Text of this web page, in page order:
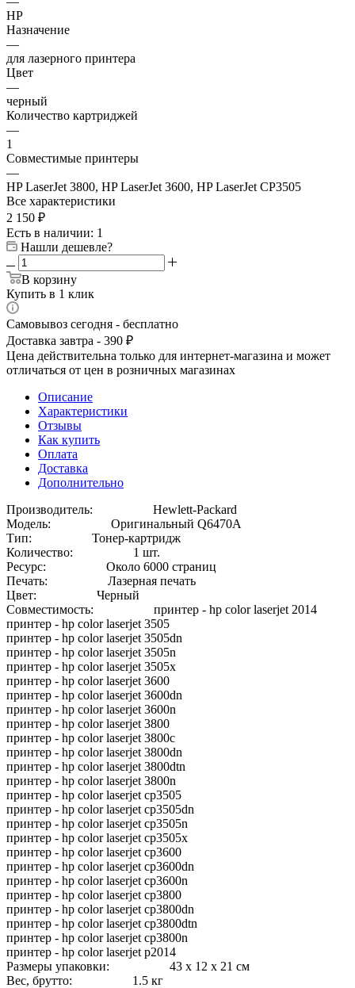
HP
Назначение
—
для лазерного принтера
Цвет
—
черный
Количество картриджей
—
1
Совместимые принтеры
—
HP LaserJet 3800, HP LaserJet 3600, HP LaserJet CP3505
Все характеристики
2 150 ₽
Есть в наличии: 1
Нашли дешевле?
В корзину
Купить в 1 клик
Самовывоз сегодня - бесплатно
Доставка завтра - 390 ₽
Цена действительна только для интернет-магазина и может
отличаться от цен в розничных магазинах
Описание
Характеристики
Отзывы
Как купить
Оплата
Доставка
Дополнительно
Производитель: Hewlett-Packard
Модель: Оригинальный Q6470A
Тип: Тонер-картридж
Количество: 1 шт.
Ресурс: Около 6000 страниц
Печать: Лазерная печать
Цвет: Черный
Совместимость: принтер - hp color laserjet 2014
принтер - hp color laserjet 3505
принтер - hp color laserjet 3505dn
принтер - hp color laserjet 3505n
принтер - hp color laserjet 3505x
принтер - hp color laserjet 3600
принтер - hp color laserjet 3600dn
принтер - hp color laserjet 3600n
принтер - hp color laserjet 3800
принтер - hp color laserjet 3800c
принтер - hp color laserjet 3800dn
принтер - hp color laserjet 3800dtn
принтер - hp color laserjet 3800n
принтер - hp color laserjet cp3505
принтер - hp color laserjet cp3505dn
принтер - hp color laserjet cp3505n
принтер - hp color laserjet cp3505x
принтер - hp color laserjet cp3600
принтер - hp color laserjet cp3600dn
принтер - hp color laserjet cp3600n
принтер - hp color laserjet cp3800
принтер - hp color laserjet cp3800dn
принтер - hp color laserjet cp3800dtn
принтер - hp color laserjet cp3800n
принтер - hp color laserjet p2014
Размеры упаковки: 43 x 12 x 21 см
Вес, брутто: 1.5 кг